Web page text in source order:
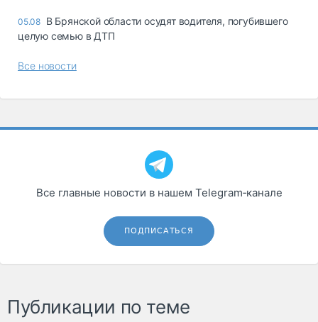
05.08 В Брянской области осудят водителя, погубившего
целую семью в ДТП
Все новости
Все главные новости в нашем Telegram‑канале
ПОДПИСАТЬСЯ
Публикации по теме